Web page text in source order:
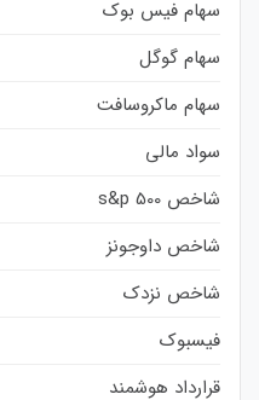
سهام فیس بوک
سهام گوگل
سهام ماکروسافت
سواد مالی
شاخص s&p 500
شاخص داوجونز
شاخص نزدک
فیسبوک
قرارداد هوشمند